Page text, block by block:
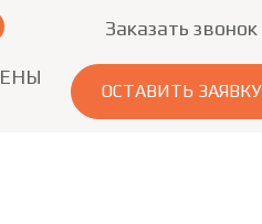
ОСТАВИТЬ ЗАЯВКУ
Заказать звонок